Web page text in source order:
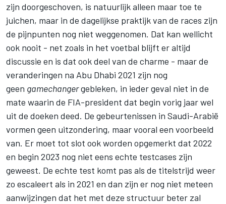
zijn doorgeschoven, is natuurlijk alleen maar toe te
juichen, maar in de dagelijkse praktijk van de races zijn
de pijnpunten nog niet weggenomen. Dat kan wellicht
ook nooit - net zoals in het voetbal blijft er altijd
discussie en is dat ook deel van de charme - maar de
veranderingen na Abu Dhabi 2021 zijn nog
geen gamechangergebleken, in ieder geval niet in de
mate waarin de FIA-president dat begin vorig jaar wel
uit de doeken deed. De gebeurtenissen in Saudi-Arabië
vormen geen uitzondering, maar vooral een voorbeeld
van. Er moet tot slot ook worden opgemerkt dat 2022
en begin 2023 nog niet eens echte testcases zijn
geweest. De echte test komt pas als de titelstrijd weer
zo escaleert als in 2021 en dan zijn er nog niet meteen
aanwijzingen dat het met deze structuur beter zal